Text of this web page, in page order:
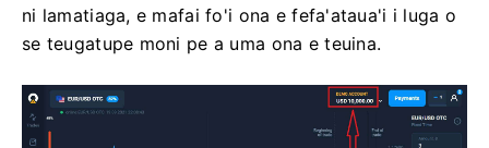
ni lamatiaga, e mafai fo'i ona e fefa'ataua'i i luga o
se teugatupe moni pe a uma ona e teuina.